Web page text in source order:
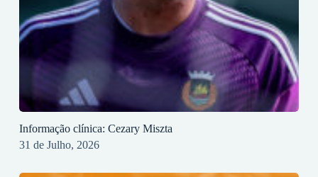
Informação clínica: Cezary Miszta
31 de Julho, 2026